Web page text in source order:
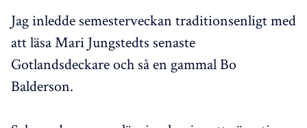
Jag inledde semesterveckan traditionsenligt med
att läsa Mari Jungstedts senaste
Gotlandsdeckare och så en gammal Bo
Balderson.